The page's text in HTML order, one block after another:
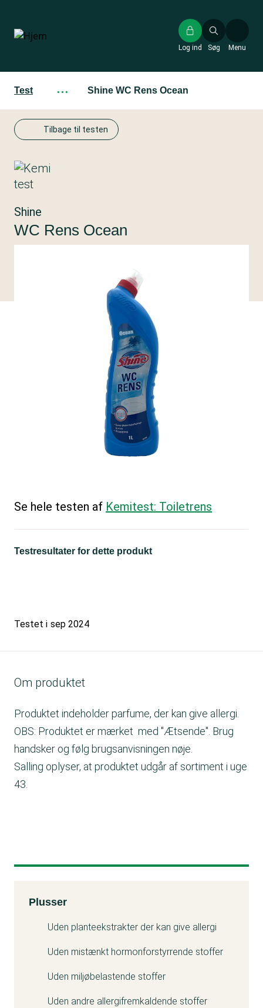
hovedindhold
Søg
Log ind Menu
Test ··· Shine WC Rens Ocean
Tilbage til testen
Shine
WC Rens Ocean
Se hele testen af Kemitest: Toiletrens
Testresultater for dette produkt
Testet i sep 2024
Om produktet
Produktet indeholder parfume, der kan give allergi.
OBS: Produktet er mærket med "Ætsende". Brug
handsker og følg brugsanvisningen nøje.
Salling oplyser, at produktet udgår af sortiment i uge
43.
Kemitest
Plusser
Uden planteekstrakter der kan give allergi
Uden mistænkt hormonforstyrrende stoffer
Uden miljøbelastende stoffer
Uden andre allergifremkaldende stoffer